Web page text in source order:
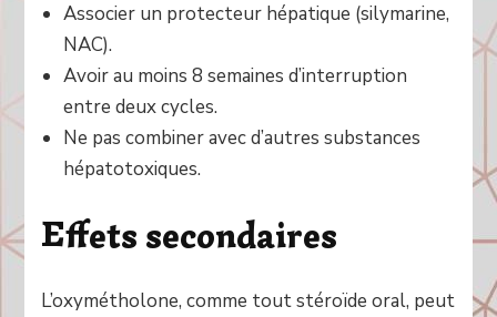
Associer un protecteur hépatique (silymarine,
NAC).
Avoir au moins 8 semaines d’interruption
entre deux cycles.
Ne pas combiner avec d’autres substances
hépatotoxiques.
Effets secondaires
L’oxymétholone, comme tout stéroïde oral, peut